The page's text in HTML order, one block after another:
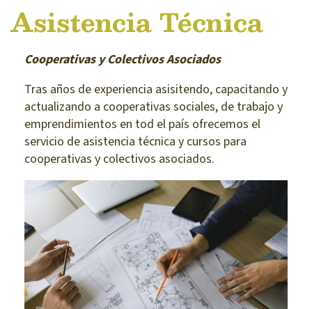
Asistencia Técnica
Cooperativas y Colectivos Asociados
Tras años de experiencia asisitendo, capacitando y
actualizando a cooperativas sociales, de trabajo y
emprendimientos en tod el país ofrecemos el
servicio de asistencia técnica y cursos para
cooperativas y colectivos asociados.